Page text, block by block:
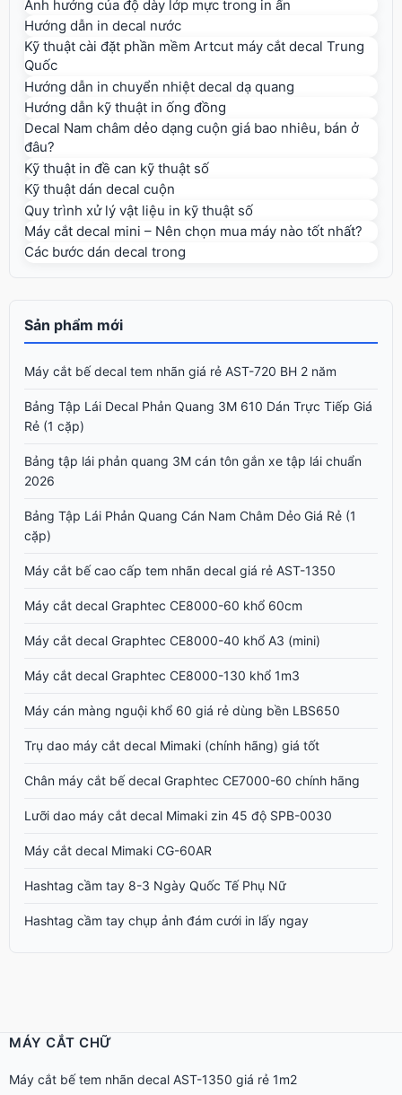
Ảnh hưởng của độ dày lớp mực trong in ấn
Hướng dẫn in decal nước
Kỹ thuật cài đặt phần mềm Artcut máy cắt decal Trung
Quốc
Hướng dẫn in chuyển nhiệt decal dạ quang
Hướng dẫn kỹ thuật in ống đồng
Decal Nam châm dẻo dạng cuộn giá bao nhiêu, bán ở
đâu?
Kỹ thuật in đề can kỹ thuật số
Kỹ thuật dán decal cuộn
Quy trình xử lý vật liệu in kỹ thuật số
Máy cắt decal mini – Nên chọn mua máy nào tốt nhất?
Các bước dán decal trong
Sản phẩm mới
Máy cắt bế decal tem nhãn giá rẻ AST-720 BH 2 năm
Bảng Tập Lái Decal Phản Quang 3M 610 Dán Trực Tiếp Giá
Rẻ (1 cặp)
Bảng tập lái phản quang 3M cán tôn gắn xe tập lái chuẩn
2026
Bảng Tập Lái Phản Quang Cán Nam Châm Dẻo Giá Rẻ (1
cặp)
Máy cắt bế cao cấp tem nhãn decal giá rẻ AST-1350
Máy cắt decal Graphtec CE8000-60 khổ 60cm
Máy cắt decal Graphtec CE8000-40 khổ A3 (mini)
Máy cắt decal Graphtec CE8000-130 khổ 1m3
Máy cán màng nguội khổ 60 giá rẻ dùng bền LBS650
Trụ dao máy cắt decal Mimaki (chính hãng) giá tốt
Chân máy cắt bế decal Graphtec CE7000-60 chính hãng
Lưỡi dao máy cắt decal Mimaki zin 45 độ SPB-0030
Máy cắt decal Mimaki CG-60AR
Hashtag cầm tay 8-3 Ngày Quốc Tế Phụ Nữ
Hashtag cầm tay chụp ảnh đám cưới in lấy ngay
MÁY CẮT CHỮ
Máy cắt bế tem nhãn decal AST-1350 giá rẻ 1m2